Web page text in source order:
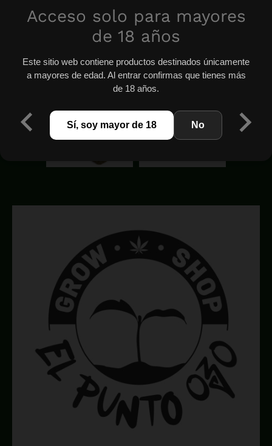
Acceso solo para mayores
de 18 años
Este sitio web contiene productos destinados únicamente
a mayores de edad. Al entrar confirmas que tienes más
de 18 años.
Sí, soy mayor de 18 No